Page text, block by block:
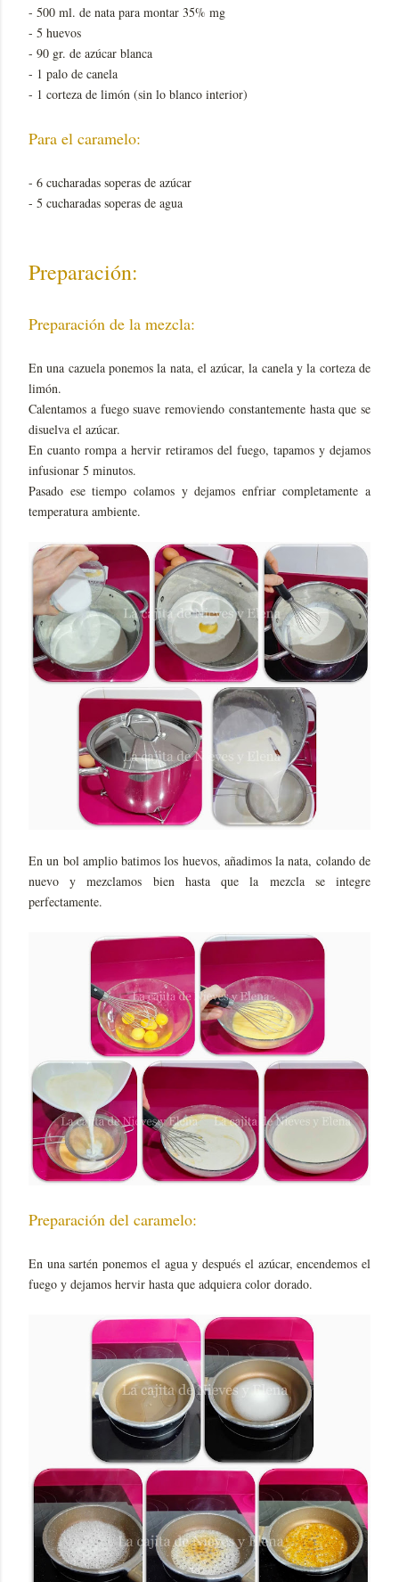
- 500 ml. de nata para montar 35% mg
- 5 huevos
- 90 gr. de azúcar blanca
- 1 palo de canela
- 1 corteza de limón (sin lo blanco interior)
Para el caramelo:
- 6 cucharadas soperas de azúcar
- 5 cucharadas soperas de agua
Preparación:
Preparación de la mezcla:
En una cazuela ponemos la nata, el azúcar, la canela y la corteza de
limón.
Calentamos a fuego suave removiendo constantemente hasta que se
disuelva el azúcar.
En cuanto rompa a hervir retiramos del fuego, tapamos y dejamos
infusionar 5 minutos.
Pasado ese tiempo colamos y dejamos enfriar completamente a
temperatura ambiente.
En un bol amplio batimos los huevos, añadimos la nata, colando de
nuevo y mezclamos bien hasta que la mezcla se integre
perfectamente.
Preparación del caramelo:
En una sartén ponemos el agua y después el azúcar, encendemos el
fuego y dejamos hervir hasta que adquiera color dorado.